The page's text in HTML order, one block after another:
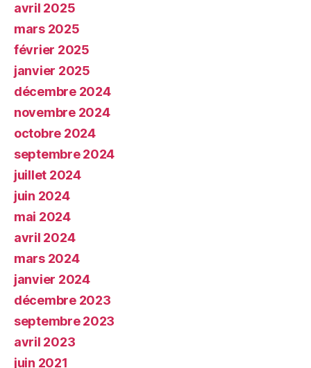
avril 2025
mars 2025
février 2025
janvier 2025
décembre 2024
novembre 2024
octobre 2024
septembre 2024
juillet 2024
juin 2024
mai 2024
avril 2024
mars 2024
janvier 2024
décembre 2023
septembre 2023
avril 2023
juin 2021